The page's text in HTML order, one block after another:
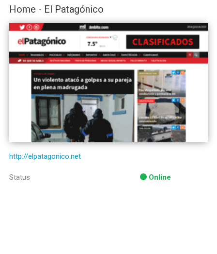
Home - El Patagónico
http://elpatagonico.net
Status Online